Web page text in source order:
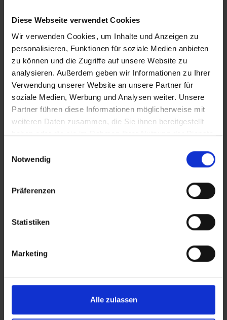
Diese Webseite verwendet Cookies
Wir verwenden Cookies, um Inhalte und Anzeigen zu
personalisieren, Funktionen für soziale Medien anbieten
zu können und die Zugriffe auf unsere Website zu
analysieren. Außerdem geben wir Informationen zu Ihrer
Verwendung unserer Website an unsere Partner für
soziale Medien, Werbung und Analysen weiter. Unsere
Partner führen diese Informationen möglicherweise mit
weiteren Daten zusammen, die Sie ihnen bereitgestellt
haben oder die sie im Rahmen Ihrer Nutzung der Dienste
Notwendig
Präferenzen
Statistiken
Marketing
Alle zulassen
Wichtige Hinweise
Das Bereitstellen von Babybetten ist auf
Anfrage. Gegebenenfalls wird eine Gebühr
erhoben.
Bitte beachten Sie, bei Buchung von All
inklusive sind die alkoholischen Getränke bei
sind die Getränke Wasser und Softdrinks
inklusive, alle weiteren Getränke sind extra zu
Bitte beachten Sie, dass ab 01. Juli 2016 eine
Die Höhe der Steuer ist von der Hotel- bzw.
Schlüsselkategorie abhängig und wird pro
berechnet. Folgende Gebühren sind ab den 01.
3,5* -4* Hotel= 3 EUR/Nacht
4,5* -5,5* Hotel= 4 EUR/Nacht